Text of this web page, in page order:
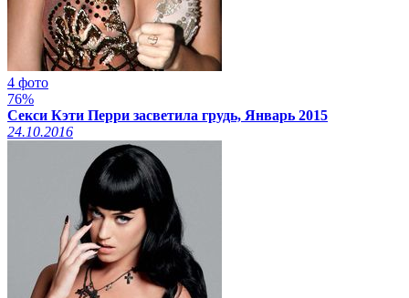
4 фото
76%
Секси Кэти Перри засветила грудь, Январь 2015
24.10.2016